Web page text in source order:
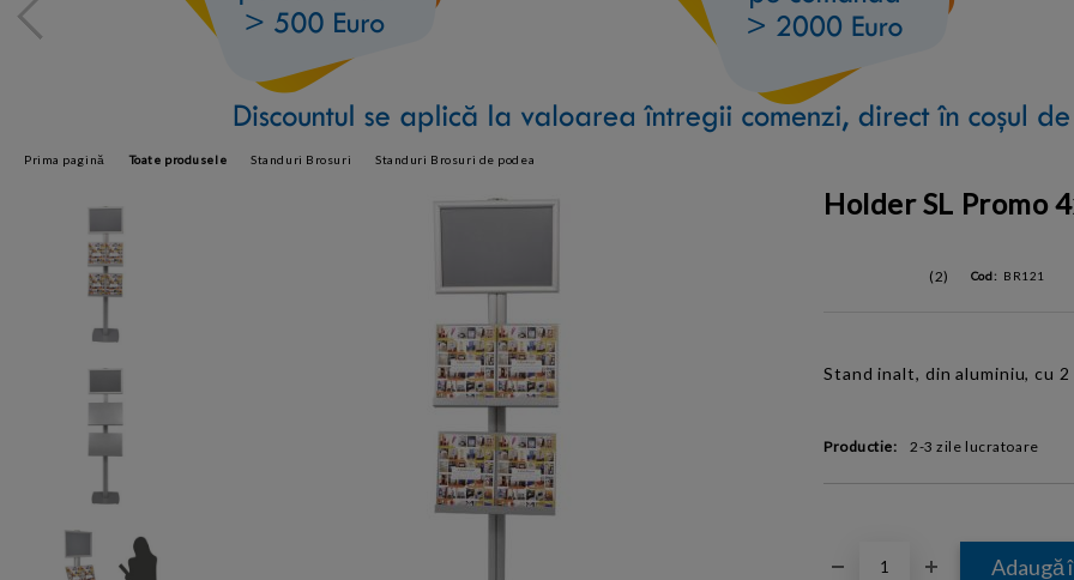
Prima pagină Toate produsele Standuri Brosuri Standuri Brosuri de podea
Holder SL Promo
(2) Cod: BR121
Stand inalt, din aluminiu, cu
Productie: 2-3 zile lucratoare